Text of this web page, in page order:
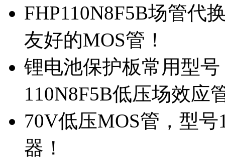
FHP110N8F5B场管代
友好的MOS管！
锂电池保护板常用型
110N8F5B低压场效应
70V低压MOS管，型
器！